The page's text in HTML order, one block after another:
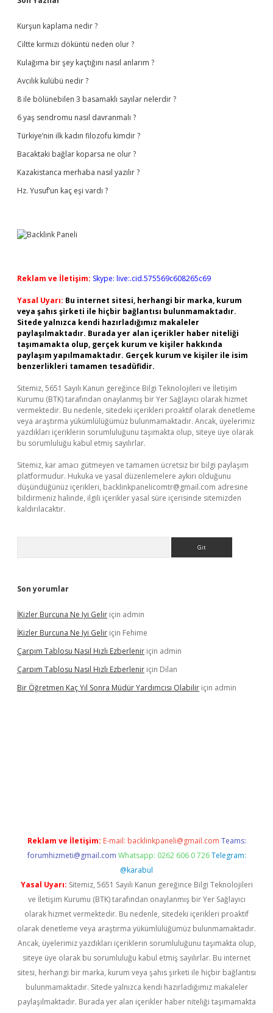
Sidebar
Kurşun kaplama nedir ?
Ciltte kırmızı döküntü neden olur ?
Kulağıma bir şey kaçtığını nasıl anlarım ?
Avcılık kulübü nedir ?
8 ile bölünebilen 3 basamaklı sayılar nelerdir ?
6 yaş sendromu nasıl davranmalı ?
Türkiye’nin ilk kadın filozofu kimdir ?
Bacaktaki bağlar koparsa ne olur ?
Kazakistanca merhaba nasıl yazılır ?
Hz. Yusuf’un kaç eşi vardı ?
Reklam ve İletişim: Skype: live:.cid.575569c608265c69
Yasal Uyarı: Bu internet sitesi, herhangi bir marka, kurum
veya şahıs şirketi ile hiçbir bağlantısı bulunmamaktadır.
Sitede yalnızca kendi hazırladığımız makaleler
paylaşılmaktadır. Burada yer alan içerikler haber niteliği
taşımamakta olup, gerçek kurum ve kişiler hakkında
paylaşım yapılmamaktadır. Gerçek kurum ve kişiler ile isim
benzerlikleri tamamen tesadüfidir.
Sitemiz, 5651 Sayılı Kanun gereğince Bilgi Teknolojileri ve İletişim
Kurumu (BTK) tarafından onaylanmış bir Yer Sağlayıcı olarak hizmet
vermektedir. Bu nedenle, sitedeki içerikleri proaktif olarak denetleme
veya araştırma yükümlülüğümüz bulunmamaktadır. Ancak, üyelerimiz
yazdıkları içeriklerin sorumluluğunu taşımakta olup, siteye üye olarak
bu sorumluluğu kabul etmiş sayılırlar.
Sitemiz, kar amacı gütmeyen ve tamamen ücretsiz bir bilgi paylaşım
platformudur. Hukuka ve yasal düzenlemelere aykırı olduğunu
düşündüğünüz içerikleri, backlinkpanelicomtr@gmail.com adresine
bildirmeniz halinde, ilgili içerikler yasal süre içerisinde sitemizden
kaldırılacaktır.
Son yorumlar
İKizler Burcuna Ne Iyi Gelir için admin
İKizler Burcuna Ne Iyi Gelir için Fehime
Çarpım Tablosu Nasıl Hızlı Ezberlenir için admin
Çarpım Tablosu Nasıl Hızlı Ezberlenir için Dilan
Bir Öğretmen Kaç Yıl Sonra Müdür Yardımcısı Olabilir için admin
Reklam ve İletişim: E-mail: backlinkpaneli@gmail.com Teams:
forumhizmeti@gmail.com Whatsapp: 0262 606 0 726 Telegram:
@karabul
Yasal Uyarı: Sitemiz, 5651 Sayılı Kanun gereğince Bilgi Teknolojileri
ve İletişim Kurumu (BTK) tarafından onaylanmış bir Yer Sağlayıcı
olarak hizmet vermektedir. Bu nedenle, sitedeki içerikleri proaktif
olarak denetleme veya araştırma yükümlülüğümüz bulunmamaktadır.
Ancak, üyelerimiz yazdıkları içeriklerin sorumluluğunu taşımakta olup,
siteye üye olarak bu sorumluluğu kabul etmiş sayılırlar. Bu internet
sitesi, herhangi bir marka, kurum veya şahıs şirketi ile hiçbir bağlantısı
bulunmamaktadır. Sitede yalnızca kendi hazırladığımız makaleler
paylaşılmaktadır. Burada yer alan içerikler haber niteliği taşımamakta